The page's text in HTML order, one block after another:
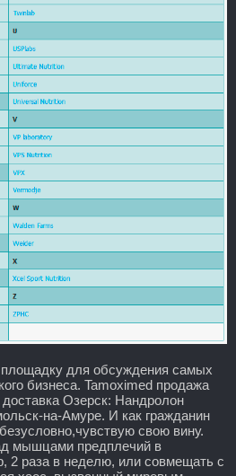
для обсуждения самых
бизнеса. Tamoximed продажа
Озерск: Нандролон
на-Амуре. И как гражданин
свою вину.
мышцами предплечий в
2 раза в неделю, или совмещать с